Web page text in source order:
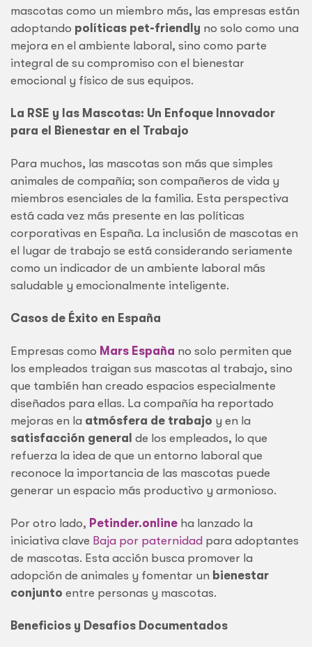
mascotas como un miembro más, las empresas están
adoptando políticas pet-friendly no solo como una
mejora en el ambiente laboral, sino como parte
integral de su compromiso con el bienestar
emocional y físico de sus equipos.
La RSE y las Mascotas: Un Enfoque Innovador
para el Bienestar en el Trabajo
Para muchos, las mascotas son más que simples
animales de compañía; son compañeros de vida y
miembros esenciales de la familia. Esta perspectiva
está cada vez más presente en las políticas
corporativas en España. La inclusión de mascotas en
el lugar de trabajo se está considerando seriamente
como un indicador de un ambiente laboral más
saludable y emocionalmente inteligente.
Casos de Éxito en España
Empresas como Mars España no solo permiten que
los empleados traigan sus mascotas al trabajo, sino
que también han creado espacios especialmente
diseñados para ellas. La compañía ha reportado
mejoras en la atmósfera de trabajo y en la
satisfacción general de los empleados, lo que
refuerza la idea de que un entorno laboral que
reconoce la importancia de las mascotas puede
generar un espacio más productivo y armonioso.
Por otro lado, Petinder.online ha lanzado la
iniciativa clave Baja por paternidad para adoptantes
de mascotas. Esta acción busca promover la
adopción de animales y fomentar un bienestar
conjunto entre personas y mascotas.
Beneficios y Desafíos Documentados